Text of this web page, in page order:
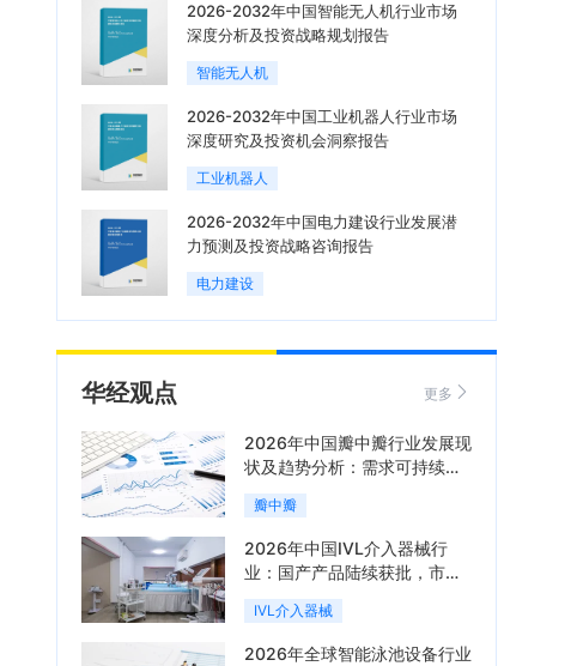
2026-2032年中国智能无人机行业市场
深度分析及投资战略规划报告
智能无人机
2026-2032年中国工业机器人行业市场
深度研究及投资机会洞察报告
工业机器人
2026-2032年中国电力建设行业发展潜
力预测及投资战略咨询报告
电力建设
华经观点 更多
2026年中国瓣中瓣行业发展现
状及趋势分析：需求可持续释
放，市场发展前景良好「图」
瓣中瓣
2026年中国IVL介入器械行
业：国产产品陆续获批，市场
将进入持续高增长阶段「图」
IVL介入器械
2026年全球智能泳池设备行业